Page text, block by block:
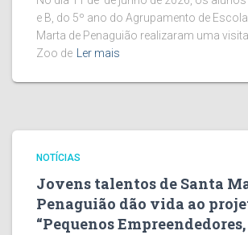
e B, do 5º ano do Agrupamento de
Marta de Penaguião realizaram uma
Zoo de Ler mais
NOTÍCIAS
Jovens talentos de Santa
Penaguião dão vida ao
“Pequenos